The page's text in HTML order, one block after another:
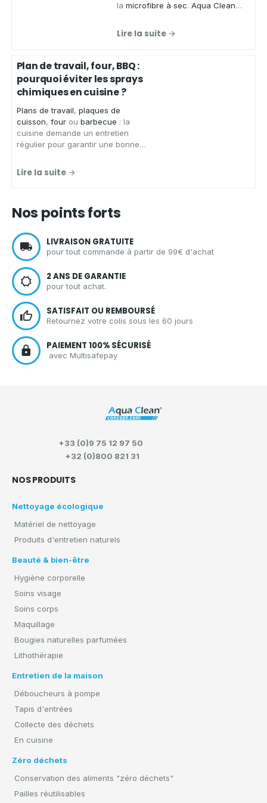
la microfibre à sec. Aqua Clean
zéro déchet, vous présente ses
chiffons microfibres de qualité
etnettoyer
surfaces
Lire la suite
Plan de travail, four, BBQ :
pourquoi éviter les sprays
chimiques en cuisine ?
Plans de travail, plaques de
cuisson, fourou barbecue : la
cuisine demande un entretien
régulier pour garantir une bonne
spécialiste des solutions
d'entretien écologiques et zéro
écologiquepournettoyer votre
cuisineen toute sérénité.
Lire la suite
Nos points forts
LIVRAISON GRATUITE
pour tout commande à partir de 99€ d'achat
2 ANS DE GARANTIE
pour tout achat.
SATISFAIT OU REMBOURSÉ
Retournez votre colis sous les 60 jours
PAIEMENT 100% SÉCURISÉ
avec Multisafepay
NOS PRODUITS
Nettoyage écologique
Matériel de nettoyage
Produits d'entretien naturels
Beauté & bien-être
Hygiène corporelle
Soins visage
Soins corps
Maquillage
Bougies naturelles parfumées
Lithothérapie
Entretien de la maison
Déboucheurs à pompe
Tapis d'entrées
Collecte des déchets
En cuisine
Zéro déchets
Conservation des aliments "zéro déchets"
Pailles réutilisables
+33 (0)9 75 12 97 50
+32 (0)800 821 31